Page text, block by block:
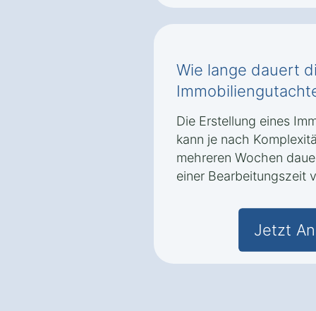
Wie lange dauert
Die Erstellung eines
kann je nach
mehreren Wochen
einer Bearbeitungszeit
Jetzt